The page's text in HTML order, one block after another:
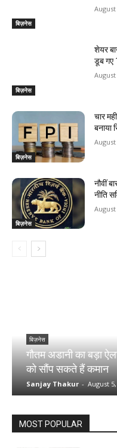
बिज़नेस
August
बिज़नेस
शेयर
डूब गए
August
बिज़नेस
चार
बनाया
August
बिज़नेस
नौवीं
नीति
August
बिज़नेस
गौतम अडानी का बड़ा
को सौंप सकते हैं कमान
Sanjay Thakur - August 5,
MOST POPULAR